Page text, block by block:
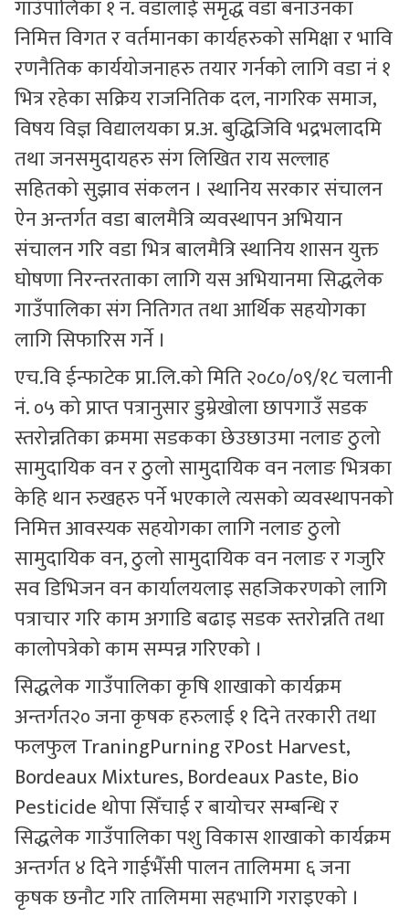
गाउँपालिका १ नं. वडालाई समृद्ध वडा बनाउनका
निमित्त विगत र वर्तमानका कार्यहरुको समिक्षा र भावि
रणनैतिक कार्ययोजनाहरु तयार गर्नको लागि वडा नं १
भित्र रहेका सक्रिय राजनितिक दल, नागरिक समाज,
विषय विज्ञ विद्यालयका प्र.अ. बुद्धिजिवि भद्रभलादमि
तथा जनसमुदायहरु संग लिखित राय सल्लाह
सहितको सुझाव संकलन । स्थानिय सरकार संचालन
ऐन अन्तर्गत वडा बालमैत्रि व्यवस्थापन अभियान
संचालन गरि वडा भित्र बालमैत्रि स्थानिय शासन युक्त
घोषणा निरन्तरताका लागि यस अभियानमा सिद्धलेक
गाउँपालिका संग नितिगत तथा आर्थिक सहयोगका
लागि सिफारिस गर्ने ।
एच.वि ईन्फाटेक प्रा.लि.को मिति २०८०/०९/१८ चलानी
नं. ०५ को प्राप्त पत्रानुसार डुम्रेखोला छापगाउँ सडक
स्तरोन्नतिका क्रममा सडकका छेउछाउमा नलाङ ठुलो
सामुदायिक वन र ठुलो सामुदायिक वन नलाङ भित्रका
केहि थान रुखहरु पर्ने भएकाले त्यसको व्यवस्थापनको
निमित्त आवस्यक सहयोगका लागि नलाङ ठुलो
सामुदायिक वन, ठुलो सामुदायिक वन नलाङ र गजुरि
सव डिभिजन वन कार्यालयलाइ सहजिकरणको लागि
पत्राचार गरि काम अगाडि बढाइ सडक स्तरोन्नति तथा
कालोपत्रेको काम सम्पन्न गरिएको ।
सिद्धलेक गाउँपालिका कृषि शाखाको कार्यक्रम
अन्तर्गत२० जना कृषक हरुलाई १ दिने तरकारी तथा
फलफुल TraningPurning रPost Harvest,
Bordeaux Mixtures, Bordeaux Paste, Bio
Pesticide थोपा सिँचाई र बायोचर सम्बन्धि र
सिद्धलेक गाउँपालिका पशु विकास शाखाको कार्यक्रम
अन्तर्गत ४ दिने गाईभैँसी पालन तालिममा ६ जना
कृषक छनौट गरि तालिममा सहभागि गराइएको ।